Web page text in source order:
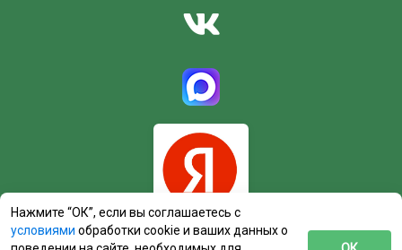
Нажмите “ОК”, если вы соглашаетесь с
условиями обработки cookie и ваших данных о